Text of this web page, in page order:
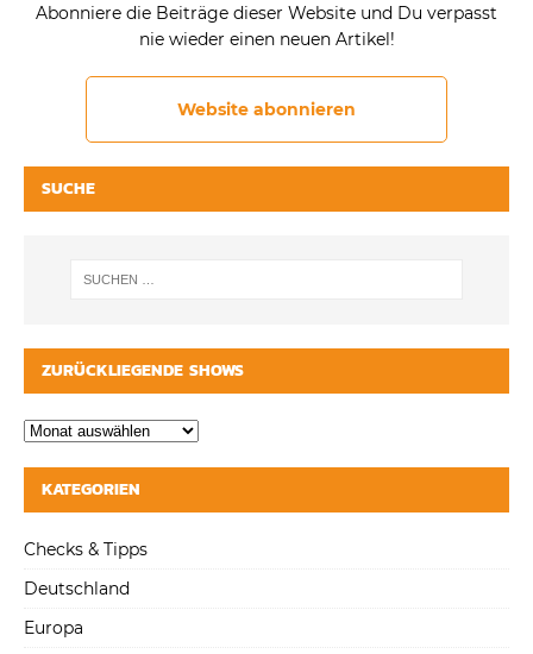
Abonniere die Beiträge dieser Website und Du verpasst
nie wieder einen neuen Artikel!
Website abonnieren
SUCHE
ZURÜCKLIEGENDE SHOWS
KATEGORIEN
Checks & Tipps
Deutschland
Europa